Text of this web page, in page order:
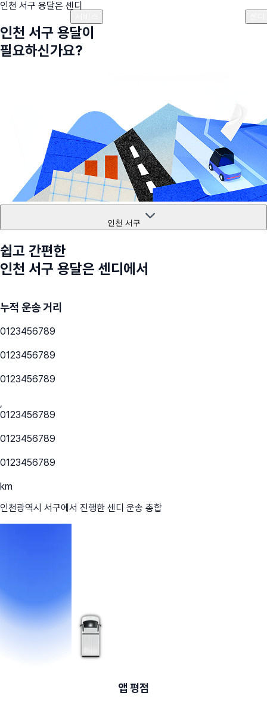
인천 서구 용달은 센디
인천 서구 용달이
필요하신가요?
인천 서구
쉽고 간편한
인천 서구 용달은 센디에서
누적 운송 거리
0123456789
0123456789
0123456789
,
0123456789
0123456789
0123456789
km
인천광역시 서구에서 진행한 센디 운송 총합
앱 평점